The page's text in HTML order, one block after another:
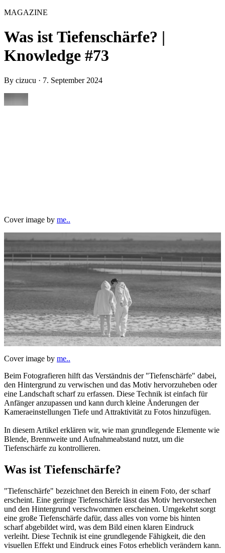
MAGAZINE
Was ist Tiefenschärfe? |
Knowledge #73
By cizucu · 7. September 2024
Cover image by me..
Cover image by me..
Beim Fotografieren hilft das Verständnis der "Tiefenschärfe" dabei,
den Hintergrund zu verwischen und das Motiv hervorzuheben oder
eine Landschaft scharf zu erfassen. Diese Technik ist einfach für
Anfänger anzupassen und kann durch kleine Änderungen der
Kameraeinstellungen Tiefe und Attraktivität zu Fotos hinzufügen.
In diesem Artikel erklären wir, wie man grundlegende Elemente wie
Blende, Brennweite und Aufnahmeabstand nutzt, um die
Tiefenschärfe zu kontrollieren.
Was ist Tiefenschärfe?
"Tiefenschärfe" bezeichnet den Bereich in einem Foto, der scharf
erscheint. Eine geringe Tiefenschärfe lässt das Motiv hervorstechen
und den Hintergrund verschwommen erscheinen. Umgekehrt sorgt
eine große Tiefenschärfe dafür, dass alles von vorne bis hinten
scharf abgebildet wird, was dem Bild einen klaren Eindruck
verleiht. Diese Technik ist eine grundlegende Fähigkeit, die den
visuellen Effekt und Eindruck eines Fotos erheblich verändern kann.